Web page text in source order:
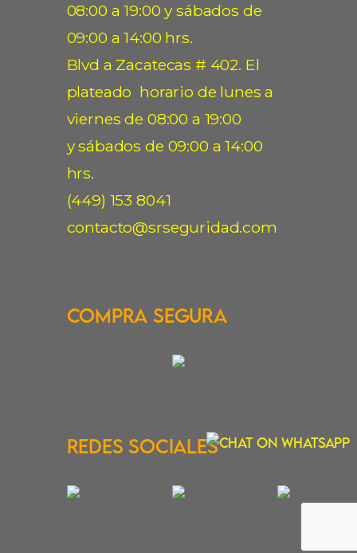
08:00 a 19:00 y sábados de
09:00 a 14:00 hrs.
Blvd a Zacatecas # 402. El
plateado horario de lunes a
viernes de 08:00 a 19:00
y sábados de 09:00 a 14:00
hrs.
(449) 153 8041
contacto@srseguridad.com
Compra Segura
Redes Sociales